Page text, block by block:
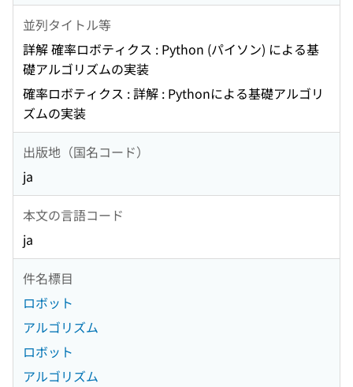
並列タイトル等
詳解 確率ロボティクス : Python (パイソン) による基
礎アルゴリズムの実装
確率ロボティクス : 詳解 : Pythonによる基礎アルゴリ
ズムの実装
出版地（国名コード）
ja
本文の言語コード
ja
件名標目
ロボット
アルゴリズム
ロボット
アルゴリズム